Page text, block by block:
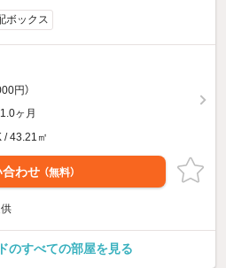
ボックス
円）
1.0ヶ月
/ 43.21㎡
合わせ （無料）
のすべての部屋を見る